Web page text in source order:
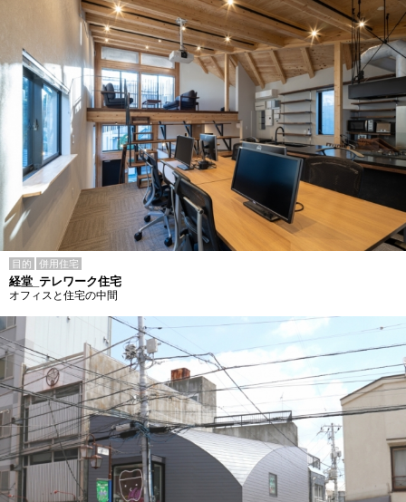
目的 併用住宅
経堂_テレワーク住宅
オフィスと住宅の中間